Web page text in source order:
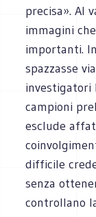
precisa». Al
immagini
importanti.
spazzasse
investigatori
campioni
esclude
difficile
senza
controllano